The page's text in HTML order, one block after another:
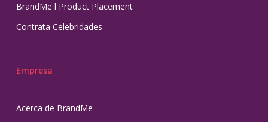
BrandMe l Product Placement
Contrata Celebridades
Empresa
Acerca de BrandMe